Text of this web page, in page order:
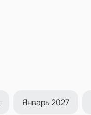
Январь 2027